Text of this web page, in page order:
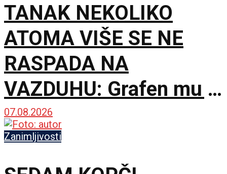
TANAK NEKOLIKO
ATOMA VIŠE SE NE
RASPADA NA
VAZDUHU: Grafen mu je
postao zaštitni krov
07.08.2026
Zanimljivosti